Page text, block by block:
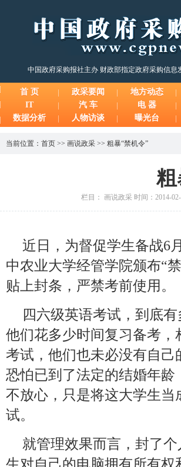
中国政府采购报社主办 财政部指定政府采购信息
首 页 政采要闻 地方动态
IT
汽 车 电 器
数据分析
人物访谈 曝光台
当前位置： 首页 >> 画说政采 >> 粗暴“禁机令”
粗
栏目： 画说政采 时间：2014-
近日，为督促学生备战6
中农业大学经管学院颁布“
贴上封条，严禁考前使用
四六级英语考试，到底
他们花多少时间复习备考
考试，他们也未必没有自
恐怕已到了法定的结婚年
不放心，只是将这大学生
试。
就管理效果而言，封了